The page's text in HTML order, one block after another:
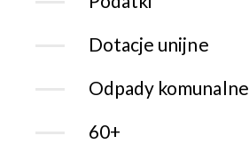
Dotacje unijne
Odpady komunalne
60+